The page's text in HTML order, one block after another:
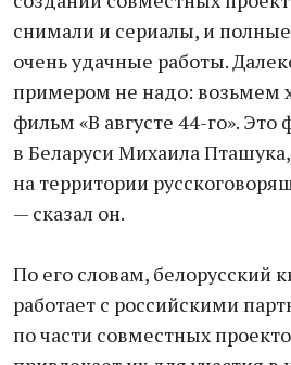
снимали и сериалы, и
очень удачные работы.
примером не надо: возьмем
фильм «В августе 44-го».
в Беларуси Михаила
на территории
— сказал он.
По его словам, белорусский
работает с российскими
по части совместных